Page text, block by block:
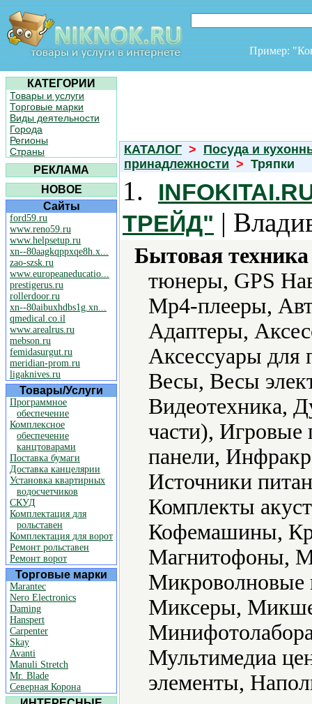
Пример:
КАТЕГОРИИ
Товары и услуги
Торговые марки
Виды деятельности
Города
Регионы
Страны
РЕКЛАМА
НОВОЕ
Сайты
ford59.ru
www.reno59.ru
www.helpsetup.ru
xn--80aagkqppxqe8h.x...
zao-szsk.ru
www.europeaneducatio...
prestigerus.ru
rollerdoor.ru
xn--80aibuxhdbs1g.xn...
qmedical.co.il
www.arealrus.ru
mebson.ru
femidasurgut.ru
meridian-prom.ru
ligaknives.ru
Товары/Услуги
Программное
обеспечение
Комплексное
обеспечение
канцтоварами
Поставка бумаги
Доставка канцелярии
Установка квартирных
водосчетчиков
СКУД
Комплектация для
рольставен
Комплектация для ворот
Ремонт рольставен
Ремонт ворот
Торговые марки
Marantec
Nero Electronics
Daming
Hanspert
Carpenter
Skay
Avanti
Manuli Stretch
Mr. Blade
Северная Корона
КАТАЛОГ > Посуда и
принадлежности > Тряпки
1.
ТРЕЙД" |
Бытовая
тюнеры, GPS
Mp4-плееры,
Адаптеры,
Аксессуары для
Весы, Весы
Видеотехника,
части), Игровые
панели,
Источники
Комплекты
Кофемашины,
Магнитофоны,
Миксеры,
Мультимедиа
элементы,